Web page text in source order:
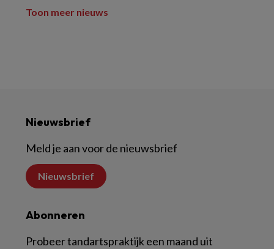
Toon meer nieuws
Nieuwsbrief
Meld je aan voor de nieuwsbrief
Nieuwsbrief
Abonneren
Probeer tandartspraktijk een maand uit